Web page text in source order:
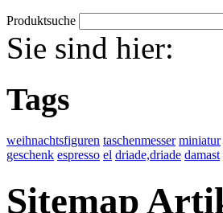
Produktsuche
Sie sind hier:
Tags
weihnachtsfiguren taschenmesser miniatur
geschenk espresso el driade,driade damast
Sitemap